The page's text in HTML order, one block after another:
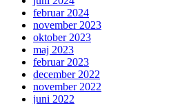
februar 2024
november 2023
oktober 2023
maj 2023
februar 2023
december 2022
november 2022
juni 2022